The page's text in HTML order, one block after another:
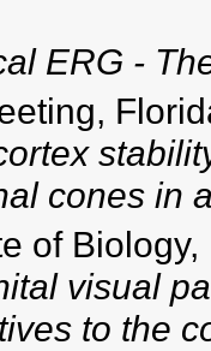
ERG -
cones in
of
visual
to the